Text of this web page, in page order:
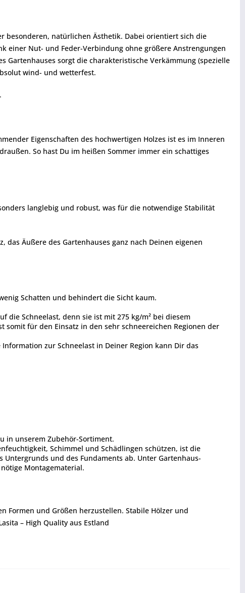
besonderen, natürlichen Ästhetik. Dabei orientiert sich die
einer Nut- und Feder-Verbindung ohne größere Anstrengungen
sorgt die charakteristische Verkämmung (spezielle
wind- und wetterfest.
Eigenschaften des hochwertigen Holzes ist es im Inneren
So hast Du im heißen Sommer immer ein schattiges
langlebig und robust, was für die notwendige Stabilität
Äußere des Gartenhauses ganz nach Deinen eigenen
Schatten und behindert die Sicht kaum.
die Schneelast, denn sie ist mit 275 kg/m² bei diesem
für den Einsatz in den sehr schneereichen Regionen der
zur Schneelast in Deiner Region kann Dir das
in unserem Zubehör-Sortiment.
Schimmel und Schädlingen schützen, ist die
und des Fundaments ab. Unter Gartenhaus-
Montagematerial.
Formen und Größen herzustellen. Stabile Hölzer und
– High Quality aus Estland